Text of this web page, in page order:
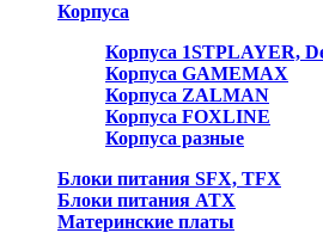
Корпуса
Корпуса 1STPLAYER,
Корпуса GAMEMAX
Корпуса ZALMAN
Корпуса FOXLINE
Корпуса разные
Блоки питания SFX, TFX
Блоки питания ATX
Материнские платы